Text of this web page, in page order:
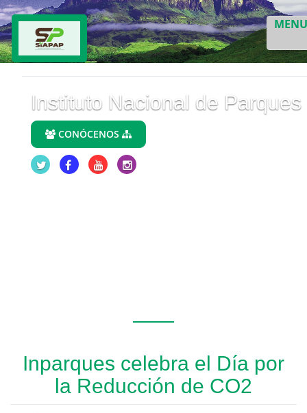
Instituto Nacional de Parques
CONÓCENOS
Inparques celebra el Día por
la Reducción de CO2